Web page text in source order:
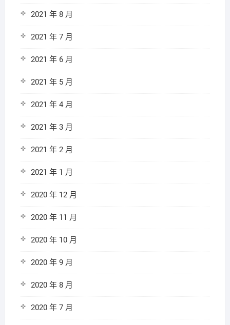
2021 年 8 月
2021 年 7 月
2021 年 6 月
2021 年 5 月
2021 年 4 月
2021 年 3 月
2021 年 2 月
2021 年 1 月
2020 年 12 月
2020 年 11 月
2020 年 10 月
2020 年 9 月
2020 年 8 月
2020 年 7 月